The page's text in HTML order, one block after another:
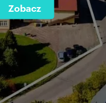
Zobacz